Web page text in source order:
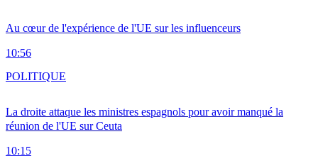
Au cœur de l'expérience de l'UE sur les influenceurs
10:56
La droite attaque les ministres espagnols pour avoir manqué la
réunion de l'UE sur Ceuta
10:15
POLITIQUE